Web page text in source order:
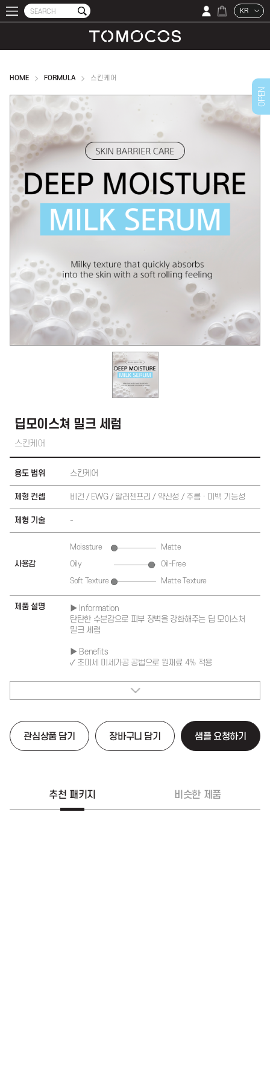
KR
HOME FORMULA 스킨케어
딥모이스쳐 밀크 세럼
스킨케어
용도 범위 스킨케어
제형 컨셉 비건 / EWG / 알러젠프리 / 약산성 / 주름 · 미백 기능성
제형 기술 -
사용감
Moissture
Matte
Oily
Oil-Free
Soft Texture
Matte Texture
제품 설명
▶ Information
탄탄한 수분감으로 피부 장벽을 강화해주는 딥 모이스처
밀크 세럼
▶ Benefits
✓ 초미세 미세가공 공법으로 원재료 4% 적용
✓ 부드러운 롤링감과 빠르게 흡수되는 밀키 텍스처
✓ 끈적임 ZERO! 유연하고 가벼운 사용감
1. 세안 후 토너로 피부결을 정돈해 줍니다.
2. 적당량을 취해 피부결을 따라 고르게 펴 발라 흡수시켜
줍니다.
▶Package
관심상품 담기 장바구니 담기 샘플 요청하기
추천 패키지 비슷한 제품
OPEN